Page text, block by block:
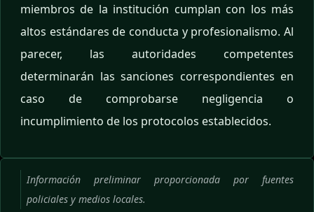
miembros de la institución cumplan con los más
altos estándares de conducta y profesionalismo. Al
parecer, las autoridades competentes
determinarán las sanciones correspondientes en
caso de comprobarse negligencia o
incumplimiento de los protocolos establecidos.
Información preliminar proporcionada por fuentes
policiales y medios locales.